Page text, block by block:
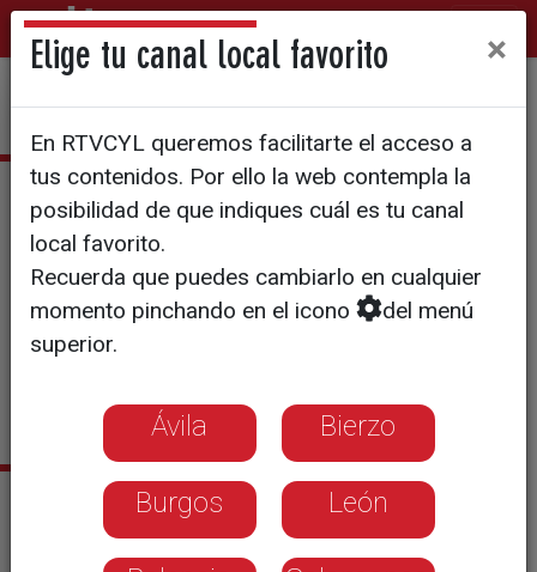
Fátima Pérez
Periodismo por la Universidad
de Valladolid.
Sus últimas noticias
Elige tu canal local favorito ×
En RTVCYL queremos facilitarte el acceso a
tus contenidos. Por ello la web contempla la
posibilidad de que indiques cuál es tu canal
local favorito.
Recuerda que puedes cambiarlo en cualquier
momento pinchando en el icono
del menú
superior.
Ávila Bierzo
Burgos León